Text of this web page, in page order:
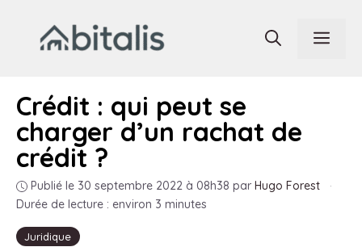
contenu
Juridique
Crédit : qui peut se
charger d’un rachat de
crédit ?
Publié le 30 septembre 2022 à 08h38 par Hugo Forest
·
Durée de lecture : environ 3 minutes